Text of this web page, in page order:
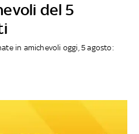
del 5
in amichevoli oggi, 5 agosto: